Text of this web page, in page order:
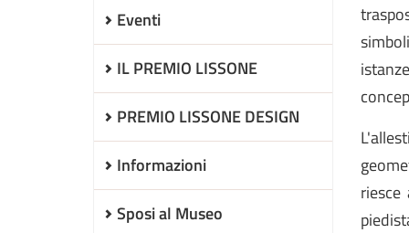
Eventi
IL PREMIO LISSONE
PREMIO LISSONE DESIGN
Informazioni
Sposi al Museo